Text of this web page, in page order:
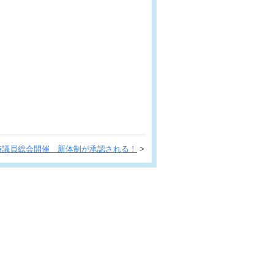
議員総会開催 新体制が承認される！ >